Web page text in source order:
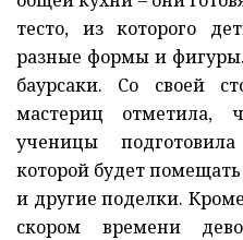
тесто, из которого
разные формы и
баурсаки. Со своей
мастериц отметила,
ученицы
которой будет
и другие поделки.
скором времени